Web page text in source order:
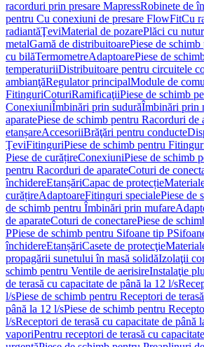
racorduri prin presare MapressRobinete de
pentru Cu conexiuni de presare FlowFitCu
radiantăŢeviMaterial de pozarePlăci cu
metalGamă de distribuitoarePiese de
cu bilăTermometreAdaptoarePiese de
temperaturiiDistribuitoare pentru circuitele
ambianţăRegulator principalModule de
FitinguriCoturiRamificaţiiPiese de schimb
ConexiuniÎmbinări prin sudurăÎmbinări prin
aparatePiese de schimb pentru Racorduri de
etanșareAccesoriiBrăţări pentru conducte
ŢeviFitinguriPiese de schimb pentru
Piese de curățireConexiuniPiese de schimb
pentru Racorduri de aparateCoturi de
închidereEtanșăriCapac de protecție
curățireAdaptoareFitinguri specialePiese de
de schimb pentru Îmbinări prin mufare
de aparateCoturi de conectarePiese de
PPiese de schimb pentru Sifoane tip P
închidereEtanșăriCasete de protecţie
propagării sunetului în masă solidăIzolaţii
schimb pentru Ventile de aerisireInstalaţie
de terasă cu capacitate de până la 12 l/s
l/sPiese de schimb pentru Receptori de
până la 12 l/sPiese de schimb pentru
l/sReceptori de terasă cu capacitate de până
vaporiPentru receptori de terasă cu